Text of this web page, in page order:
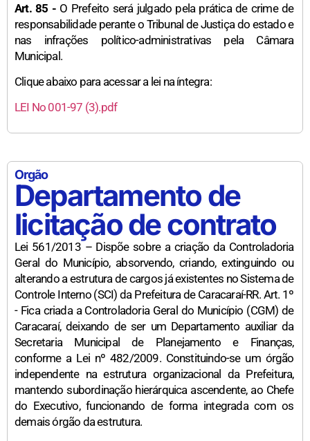
Art. 85 -O Prefeito será julgado pela prática de crime de
responsabilidade perante o Tribunal de Justiça do estado e
nas infrações político-administrativas pela Câmara
Municipal.
Clique abaixo para acessar a lei na íntegra:
LEI No 001-97 (3).pdf
Orgão
Departamento de
licitação de contrato
Lei 561/2013 – Dispõe sobre a criação da Controladoria
Geral do Município, absorvendo, criando, extinguindo ou
alterando a estrutura de cargos já existentes no Sistema de
Controle Interno (SCI) da Prefeitura de Caracaraí-RR. Art. 1º
- Fica criada a Controladoria Geral do Município (CGM) de
Caracaraí, deixando de ser um Departamento auxiliar da
Secretaria Municipal de Planejamento e Finanças,
conforme a Lei nº 482/2009. Constituindo-se um órgão
independente na estrutura organizacional da Prefeitura,
mantendo subordinação hierárquica ascendente, ao Chefe
do Executivo, funcionando de forma integrada com os
demais órgão da estrutura.